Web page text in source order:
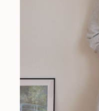
Режим работы интернет-магазина: 24/7
Отдел по работе с клиентами: с 12:00 до 20:00
Регистрация в Торговом реестре №579336 от
Номера городских телефонов уполномоченных по
+37517-294-63-73, +37517-293-74-56 –
+37517-218-00-82 – главное управление торговли
© 2023. Все права защищены